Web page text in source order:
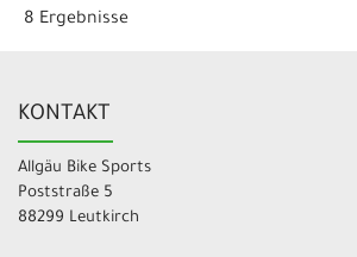
8 Ergebnisse
KONTAKT
Allgäu Bike Sports
Poststraße 5
88299 Leutkirch